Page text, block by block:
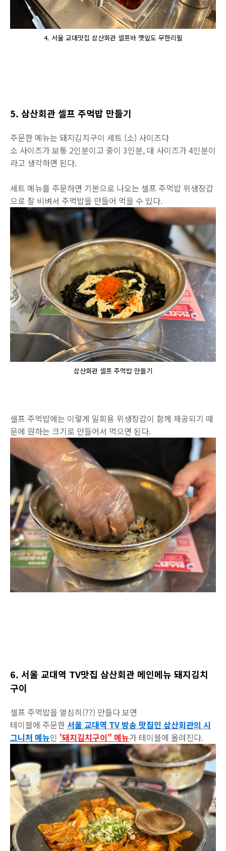
4. 서울 교대맛집 삼산회관 셀프바 깻잎도 무한리필
5. 삼산회관 셀프 주먹밥 만들기
주문한 메뉴는 돼지김치구이 세트 (소) 사이즈다
소 사이즈가 보통 2인분이고 중이 3인분, 대 사이즈가 4인분이
라고 생각하면 된다.
세트 메뉴를 주문하면 기본으로 나오는 셀프 주먹밥 위생장갑
으로 잘 비벼서 주먹밥을 만들어 먹을 수 있다.
삼산회관 셀프 주먹밥 만들기
셀프 주먹밥에는 이렇게 일회용 위생장갑이 함께 제공되기 때
문에 원하는 크기로 만들어서 먹으면 된다.
6. 서울 교대역 TV맛집 삼산회관 메인메뉴 돼지김치
구이
셀프 주먹밥을 열심히(??) 만들다 보면
테이블에 주문한 서울 교대역 TV 방송 맛집인 삼산회관의 시
그니처 메뉴인 '돼지김치구이" 메뉴가 테이블에 올려진다.